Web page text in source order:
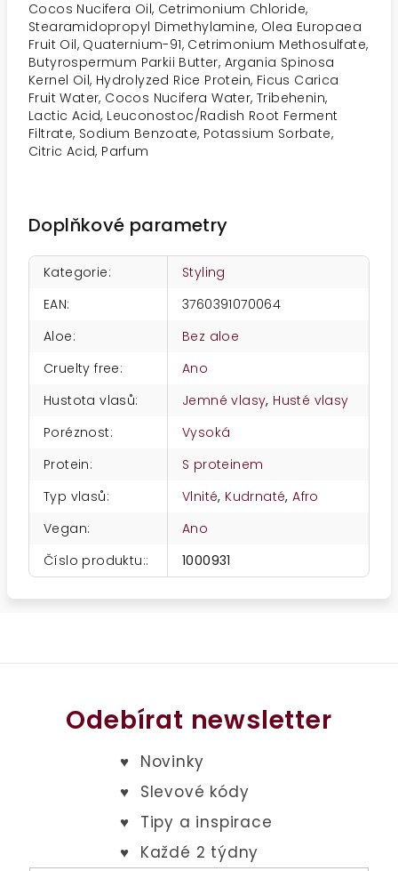
Cocos Nucifera Oil, Cetrimonium Chloride,
Stearamidopropyl Dimethylamine, Olea Europaea
Fruit Oil, Quaternium-91, Cetrimonium Methosulfate,
Butyrospermum Parkii Butter, Argania Spinosa
Kernel Oil, Hydrolyzed Rice Protein, Ficus Carica
Fruit Water, Cocos Nucifera Water, Tribehenin,
Lactic Acid, Leuconostoc/Radish Root Ferment
Filtrate, Sodium Benzoate, Potassium Sorbate,
Citric Acid, Parfum
Doplňkové parametry
Kategorie:
Styling
EAN:
3760391070064
Aloe:
Bez aloe
Cruelty free:
Ano
Hustota vlasů: Jemné vlasy, Husté vlasy
Poréznost:
Vysoká
Protein:
S proteinem
Typ vlasů: Vlnité, Kudrnaté,Afro
Vegan:
Ano
Číslo produktu:: 1000931
Odebírat newsletter